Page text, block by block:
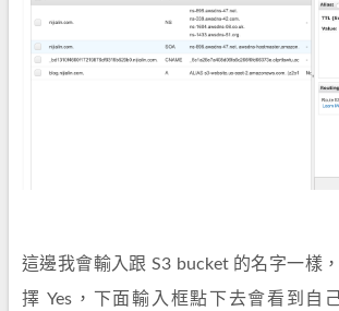
這邊我會輸入跟 S3 bucket 的名字一樣
擇 Yes，下面輸入框點下去會看到自